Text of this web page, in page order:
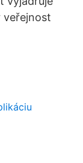
veřejnost